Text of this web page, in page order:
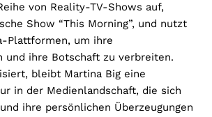
von Reality-TV-Shows auf,
Show “This Morning”, und nutzt
Plattformen, um ihre
und ihre Botschaft zu verbreiten.
bleibt Martina Big eine
in der Medienlandschaft, die sich
ihre persönlichen Überzeugungen